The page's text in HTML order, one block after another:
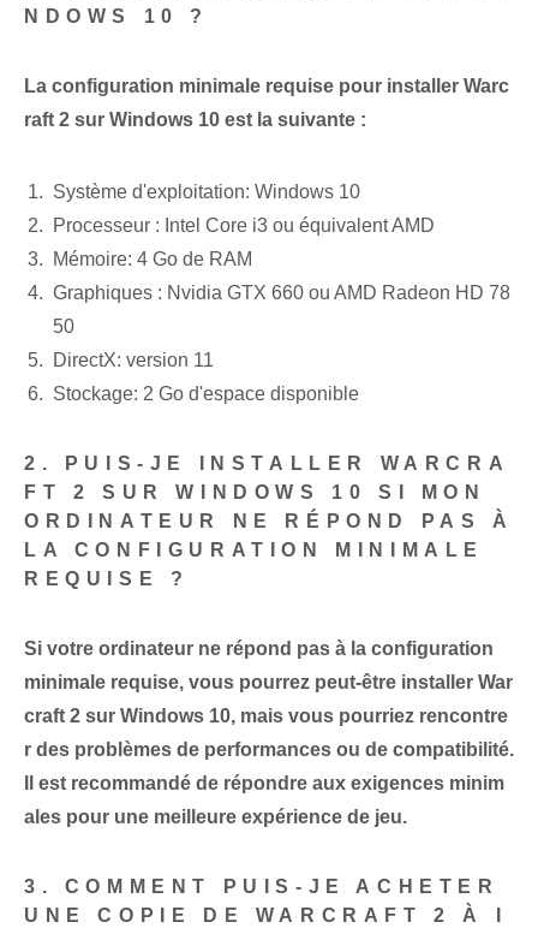
NDOWS 10 ?
La configuration minimale requise pour installer Warc
raft 2 sur Windows 10 est la suivante :
Système d'exploitation: Windows 10
Processeur : Intel Core i3 ou équivalent AMD
Mémoire: 4 Go de RAM
Graphiques : Nvidia GTX 660 ou AMD Radeon HD 78
50
DirectX: version 11
Stockage: 2 Go d'espace disponible
2. PUIS-JE INSTALLER WARCRA
FT 2 SUR WINDOWS 10 SI MON
ORDINATEUR NE RÉPOND PAS À
LA CONFIGURATION MINIMALE
REQUISE ?
Si votre ordinateur ne répond pas à la configuration
minimale requise, vous pourrez peut-être installer War
craft 2 sur Windows 10, mais vous pourriez rencontre
r des problèmes de performances ou de compatibilité.
Il est recommandé de répondre aux exigences minim
ales pour une meilleure expérience de jeu.
3. COMMENT PUIS-JE ACHETER
UNE COPIE DE WARCRAFT 2 À I